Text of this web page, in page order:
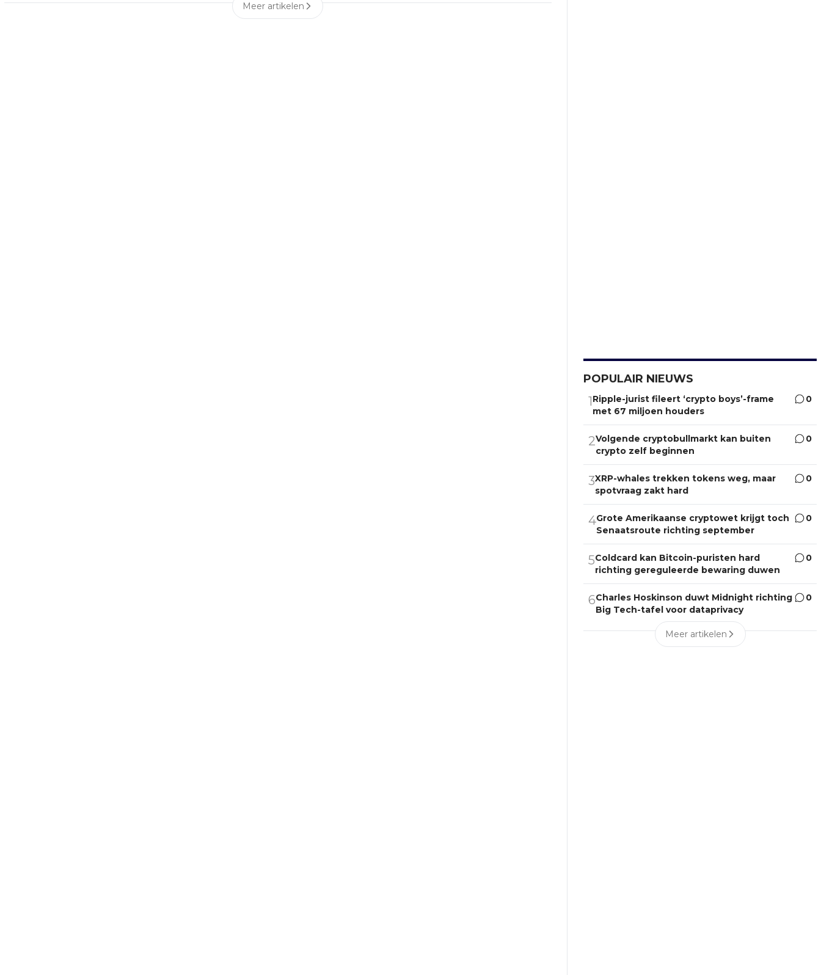
Meer artikelen
POPULAIR NIEUWS
1Ripple-jurist fileert ‘crypto boys’-frame
met 67 miljoen houders
0
2Volgende cryptobullmarkt kan buiten
crypto zelf beginnen
0
3XRP-whales trekken tokens weg, maar
spotvraag zakt hard
0
4Grote Amerikaanse cryptowet krijgt toch
Senaatsroute richting september
0
5Coldcard kan Bitcoin-puristen hard
richting gereguleerde bewaring duwen
0
6Charles Hoskinson duwt Midnight richting
Big Tech-tafel voor dataprivacy
0
Meer artikelen